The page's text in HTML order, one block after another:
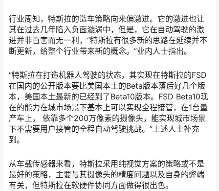
行业周知，特斯拉的造车策略向来偏激进。它的激进也让
其在过去几年陷入负面漩涡中，但是，它在自动驾驶的激
进并非百害而无一利，“特斯拉有很多新的思路在延续并不
断更新，给整个行业带来新的概念。”业内人士指出。
“特斯拉在打造机器⼈驾驶的状态，其实现在特斯拉的FSD
在国内的公开版本要⽐美国本⼟的Beta版本落后好⼏个版
本，美国本⼟最新的已经到了Beta10版本。FSD Beta10现
在的能⼒在城市场景下基本上可以实现全程接管，在1台量
产车上， 依靠多个200万像素的摄像头，能实现城市场景
下不需要⽤户接管的全程⾃动驾驶挑战。”上述人士补充
到。
从车载传感器来看，特斯拉采用纯视觉方案的策略或不是
最好的策略，主要与其摄像头的精度问题以及自身的弊端
有关，但特斯拉在软硬件协同方面做得很出色。